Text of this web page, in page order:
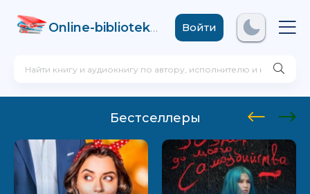
Online-biblioteka .comВойти
Бестселлеры